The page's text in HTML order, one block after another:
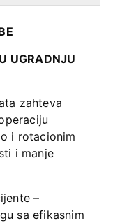
UGRADNJU
zahteva
i rotacionim
i manje
–
sa efikasnim